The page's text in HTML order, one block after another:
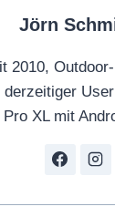
Jörn
2010,
derzeitiger
Pro XL mit